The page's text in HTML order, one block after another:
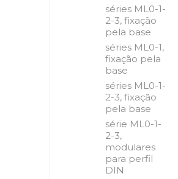
séries ML0-1-
2-3, fixação
pela base
séries ML0-1,
fixação pela
base
séries ML0-1-
2-3, fixação
pela base
série ML0-1-
2-3,
modulares
para perfil
DIN